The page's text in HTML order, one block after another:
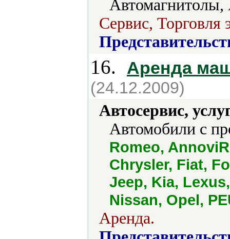
Сервис, Торговля
16. Аренда
(24.12.2009)
Автосервис,
Автомобили с
Romeo,
Chrysler, Fiat,
Jeep, Kia,
Nissan, Opel,
Аренда.